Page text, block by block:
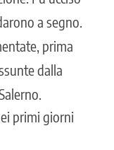
a segno.
prima
dalla
primi giorni